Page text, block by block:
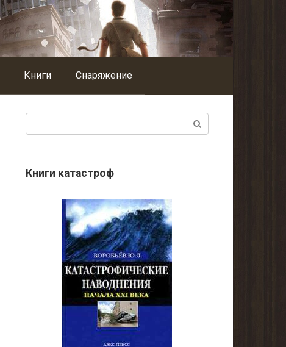
Книги Снаряжение
Книги катастроф